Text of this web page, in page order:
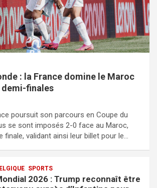
: la France domine le Maroc
finales
poursuit son parcours en Coupe du
se sont imposés 2-0 face au Maroc,
finale, validant ainsi leur billet pour le…
SPORTS
2026 : Trump reconnaît être